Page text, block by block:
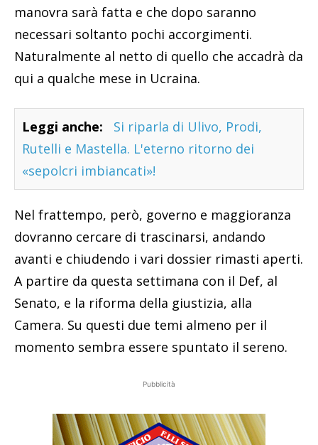
manovra sarà fatta e che dopo saranno
necessari soltanto pochi accorgimenti.
Naturalmente al netto di quello che accadrà da
qui a qualche mese in Ucraina.
Leggi anche:
Si riparla di Ulivo, Prodi,
Rutelli e Mastella. L'eterno ritorno dei
«sepolcri imbiancati»!
Nel frattempo, però, governo e maggioranza
dovranno cercare di trascinarsi, andando
avanti e chiudendo i vari dossier rimasti aperti.
A partire da questa settimana con il Def, al
Senato, e la riforma della giustizia, alla
Camera. Su questi due temi almeno per il
momento sembra essere spuntato il sereno.
Pubblicità